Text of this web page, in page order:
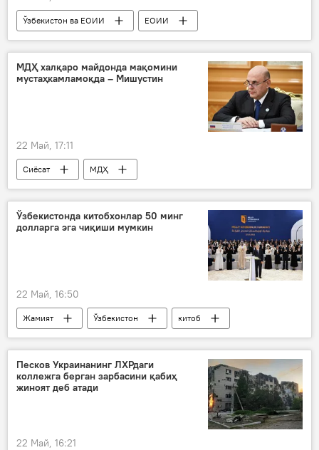
Ўзбекистон ва ЕОИИ
ЕОИИ
ЕИК
Иқтисод савдо
МДҲ халқаро майдонда мақомини
мустаҳкамламоқда – Мишустин
22 Май, 17:11
Сиёсат
МДҲ
Михаил Мишустин
Ўзбекистонда китобхонлар 50 минг
долларга эга чиқиши мумкин
22 Май, 16:50
Жамият Ўзбекистон
китоб
Шавкат Мирзиёев
Песков Украинанинг ЛХРдаги
коллежга берган зарбасини қабиҳ
жиноят деб атади
22 Май, 16:21